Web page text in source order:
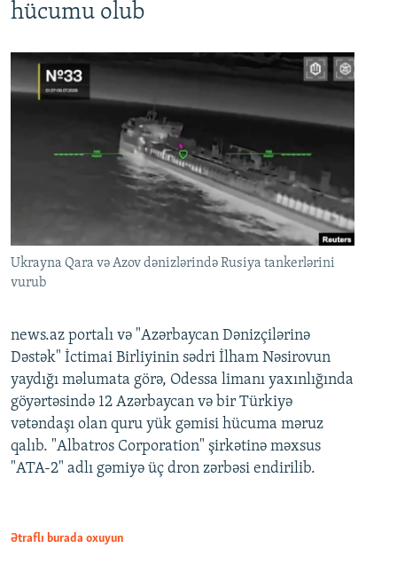
hücumu olub
Ukrayna Qara və Azov dənizlərində Rusiya tankerlərini
vurub
news.az portalı və "Azərbaycan Dənizçilərinə
Dəstək" İctimai Birliyinin sədri İlham Nəsirovun
yaydığı məlumata görə, Odessa limanı yaxınlığında
göyərtəsində 12 Azərbaycan və bir Türkiyə
vətəndaşı olan quru yük gəmisi hücuma məruz
qalıb. "Albatros Corporation" şirkətinə məxsus
"ATA-2" adlı gəmiyə üç dron zərbəsi endirilib.
Ətraflı burada oxuyun